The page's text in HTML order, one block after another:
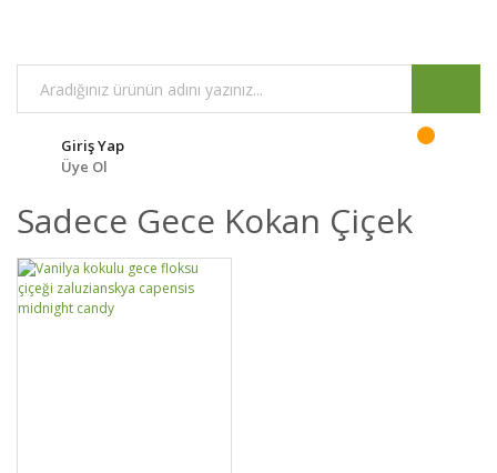
Giriş Yap
Üye Ol
Sadece Gece Kokan Çiçek